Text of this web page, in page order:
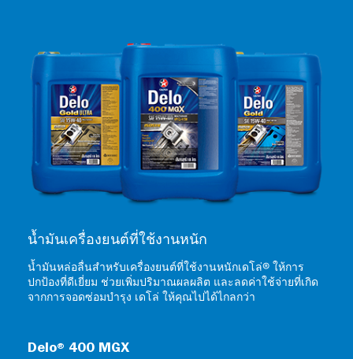
น้ำมันเครื่องยนต์ที่ใช้งานหนัก
น้ำมันหล่อลื่นสำหรับเครื่องยนต์ที่ใช้งานหนักเดโล่® ให้การ
ปกป้องที่ดีเยี่ยม ช่วยเพิ่มปริมาณผลผลิต และลดค่าใช้จ่ายที่เกิด
จากการจอดซ่อมบำรุง เดโล่ ให้คุณไปได้ไกลกว่า
Delo® 400 MGX